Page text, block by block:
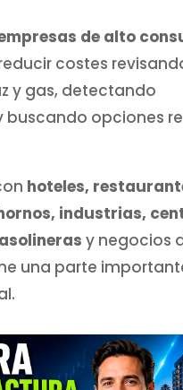
de alto
costes
y gas, detectando
buscando opciones
hoteles,
industrias,
y negocios
una parte